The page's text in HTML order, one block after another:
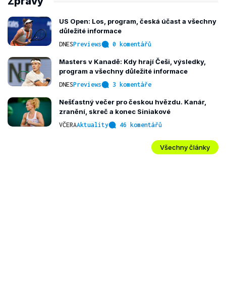
US Open: Los, program, česká účast a všechny
důležité informace
DNESPreviews 0 komentářů
Masters v Kanadě: Kdy hrají Češi, výsledky,
program a všechny důležité informace
DNESPreviews 3 komentáře
Nešťastný večer pro českou hvězdu. Kanár,
zranění, skreč a konec Siniakové
VČERAAktuality 46 komentářů
Všechny články